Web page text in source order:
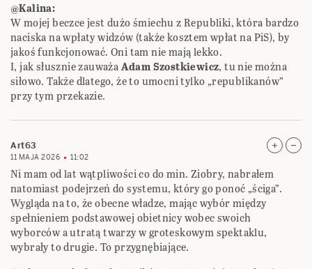
@Kalina:
W mojej beczce jest dużo śmiechu z Republiki, która bardzo
naciska na wpłaty widzów (także kosztem wpłat na PiS), by
jakoś funkcjonować. Oni tam nie mają lekko.
I, jak słusznie zauważaAdam Szostkiewicz, tu nie można
siłowo. Także dlatego, że to umocni tylko „republikanów”
przy tym przekazie.
Art63
11 MAJA 2026 11:02
Ni mam od lat wątpliwości co do min. Ziobry, nabrałem
natomiast podejrzeń do systemu, który go ponoć „ściga”.
Wygląda na to, że obecne władze, mając wybór między
spełnieniem podstawowej obietnicy wobec swoich
wyborców a utratą twarzy w groteskowym spektaklu,
wybrały to drugie. To przygnębiające.